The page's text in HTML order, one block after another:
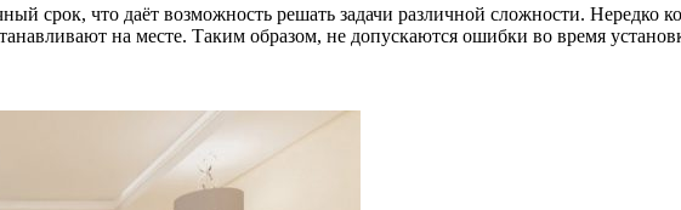
срок, что даёт возможность решать задачи различной сложности.
на месте. Таким образом, не допускаются ошибки во время